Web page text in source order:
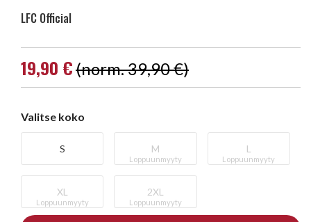
LFC Official
19,90 €(norm. 39,90 €)
Valitse koko
S M
Loppuunmyyty
L
Loppuunmyyty
XL
Loppuunmyyty
2XL
Loppuunmyyty